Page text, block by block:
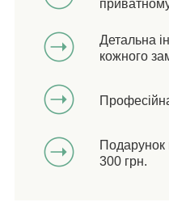
Детальна
кожного
Подарунок
300 грн.